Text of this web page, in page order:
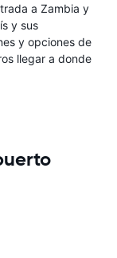
a Zambia y
y sus
y opciones de
llegar a donde